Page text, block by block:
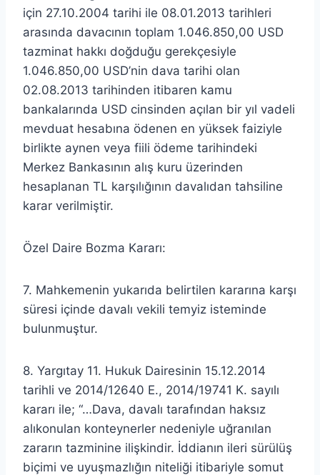
için 27.10.2004 tarihi ile 08.01.2013 tarihleri
arasında davacının toplam 1.046.850,00 USD
tazminat hakkı doğduğu gerekçesiyle
1.046.850,00 USD’nin dava tarihi olan
02.08.2013 tarihinden itibaren kamu
bankalarında USD cinsinden açılan bir yıl vadeli
mevduat hesabına ödenen en yüksek faiziyle
birlikte aynen veya fiili ödeme tarihindeki
Merkez Bankasının alış kuru üzerinden
hesaplanan TL karşılığının davalıdan tahsiline
karar verilmiştir.
Özel Daire Bozma Kararı:
7. Mahkemenin yukarıda belirtilen kararına karşı
süresi içinde davalı vekili temyiz isteminde
bulunmuştur.
8. Yargıtay 11. Hukuk Dairesinin 15.12.2014
tarihli ve 2014/12640 E., 2014/19741 K. sayılı
kararı ile; “…Dava, davalı tarafından haksız
alıkonulan konteynerler nedeniyle uğranılan
zararın tazminine ilişkindir. İddianın ileri sürülüş
biçimi ve uyuşmazlığın niteliği itibariyle somut